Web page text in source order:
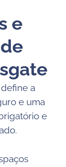
e
a
e uma
e